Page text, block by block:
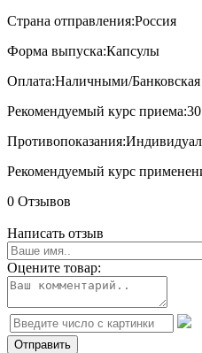
Страна отправления:Россия
Форма выпуска:Капсулы
Оплата:Наличными/
Рекомендуемый курс приема:
Противопоказания:
Рекомендуемый курс
0 Отзывов
Написать отзыв
Оцените товар: